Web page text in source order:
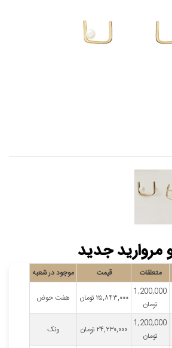
مروارید جدید
متعلقات قیمت موجود در شعبه
1,200,000
تومان
۲۵,۸۴۳,۰۰۰ تومان هفت حوض
1,200,000
تومان
۲۴,۲۳۰,۰۰۰ تومان ونک